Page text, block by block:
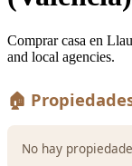
Comprar casa en
and local agencies.
🏠
No hay